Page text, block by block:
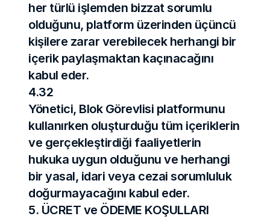
her türlü işlemden bizzat sorumlu
olduğunu, platform üzerinden üçüncü
kişilere zarar verebilecek herhangi bir
içerik paylaşmaktan kaçınacağını
kabul eder.
4.32
Yönetici, Blok Görevlisi platformunu
kullanırken oluşturduğu tüm içeriklerin
ve gerçekleştirdiği faaliyetlerin
hukuka uygun olduğunu ve herhangi
bir yasal, idari veya cezai sorumluluk
doğurmayacağını kabul eder.
5. ÜCRET ve ÖDEME KOŞULLARI